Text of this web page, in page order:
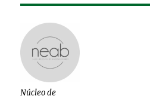
Núcleo de